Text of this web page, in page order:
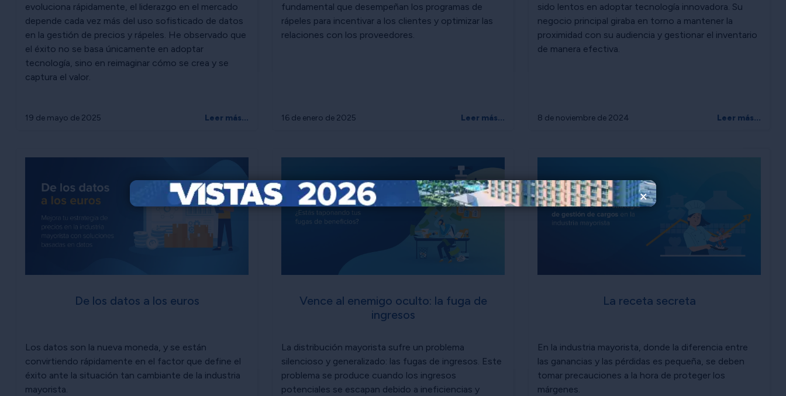
×
evoluciona rápidamente, el liderazgo en el mercado
depende cada vez más del uso sofisticado de datos
en la gestión de precios y rápeles. He observado que
el éxito no se basa únicamente en adoptar
tecnología, sino en reimaginar cómo se crea y se
captura el valor.
19 de mayo de 2025 Leer más...
fundamental que desempeñan los programas de
rápeles para incentivar a los clientes y optimizar las
relaciones con los proveedores.
16 de enero de 2025 Leer más...
sido lentos en adoptar tecnología innovadora. Su
negocio principal giraba en torno a mantener la
proximidad con su audiencia y gestionar el inventario
de manera efectiva.
8 de noviembre de 2024 Leer más...
De los datos a los euros
Los datos son la nueva moneda, y se están
convirtiendo rápidamente en el factor que define el
éxito ante la situación tan cambiante de la industria
mayorista.
Vence al enemigo oculto: la fuga de
ingresos
La distribución mayorista sufre un problema
silencioso y generalizado: las fugas de ingresos. Este
problema se produce cuando los ingresos
potenciales se escapan debido a ineficiencias y
La receta secreta
En la industria mayorista, donde la diferencia entre
las ganancias y las pérdidas es pequeña, se deben
tomar precauciones a la hora de proteger los
márgenes.